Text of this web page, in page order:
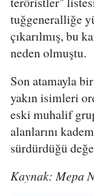
tuğgeneralliğe
çıkarılmış, bu
neden olmuştu.
Son atamayla
yakın isimleri
eski muhalif
alanlarını
sürdürdüğü
Kaynak: Mepa